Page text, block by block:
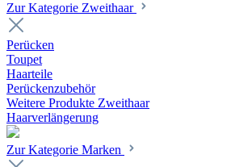
Zur Kategorie Zweithaar
Perücken
Toupet
Haarteile
Perückenzubehör
Weitere Produkte Zweithaar
Haarverlängerung
Zur Kategorie Marken